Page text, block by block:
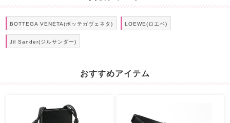
BOTTEGA VENETA(ボッテガヴェネタ) LOEWE(ロエベ)
Jil Sander(ジルサンダー)
おすすめアイテム